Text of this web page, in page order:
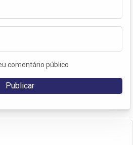
comentário público